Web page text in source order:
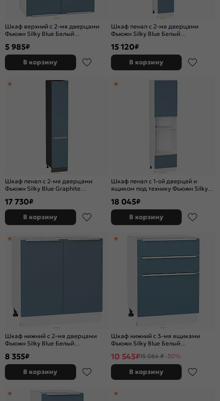
Шкаф верхний с 2-мя дверцами
Фьюжн Silky Blue Белый
5 985₽
В корзину
Шкаф пенал с 2-мя дверцами
Фьюжн Silky Blue Белый
15 120₽
В корзину
Шкаф пенал с 2-мя дверцами
Фьюжн Silky Blue Graphite
17 730₽
В корзину
Шкаф пенал с 1-ой дверцей и
ящиком под технику Фьюжн Silky
18 045₽
В корзину
Шкаф нижний с 2-мя дверцами
Фьюжн Silky Blue Белый
8 355₽
В корзину
Шкаф нижний с 3-мя ящиками
Фьюжн Silky Blue Белый
10 545₽15 064 ₽ -30%
В корзину